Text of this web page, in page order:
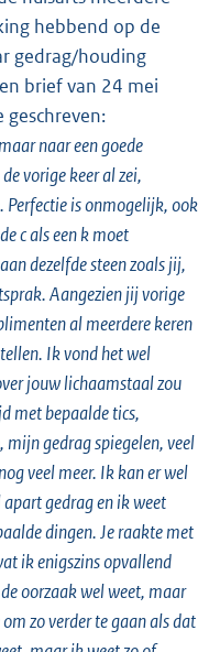
hebbend op de
gedrag/houding
brief van 24 mei
naar een goede
vorige keer al zei,
is onmogelijk, ook
c als een k moet
dezelfde steen zoals jij,
Aangezien jij vorige
al meerdere keren
Ik vond het wel
jouw lichaamstaal zou
met bepaalde tics,
mijn gedrag spiegelen, veel
veel meer. Ik kan er wel
gedrag en ik weet
dingen. Je raakte met
ik enigszins opvallend
oorzaak wel weet, maar
zo verder te gaan als dat